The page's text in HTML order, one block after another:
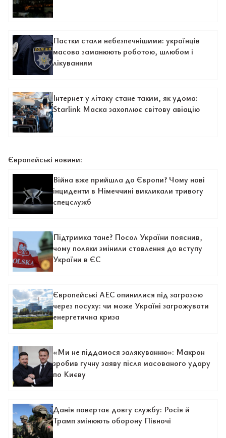
Пастки стали небезпечнішими: українців
масово заманюють роботою, шлюбом і
лікуванням
Інтернет у літаку стане таким, як удома:
Starlink Маска захоплює світову авіацію
Європейські новини:
Війна вже прийшла до Європи? Чому нові
інциденти в Німеччині викликали тривогу
спецслужб
Підтримка тане? Посол України пояснив,
чому поляки змінили ставлення до вступу
України в ЄС
Європейські АЕС опинилися під загрозою
через посуху: чи може Україні загрожувати
енергетична криза
«Ми не піддамося залякуванню»: Макрон
зробив гучну заяву після масованого удару
по Києву
Данія повертає довгу службу: Росія й
Трамп змінюють оборону Півночі